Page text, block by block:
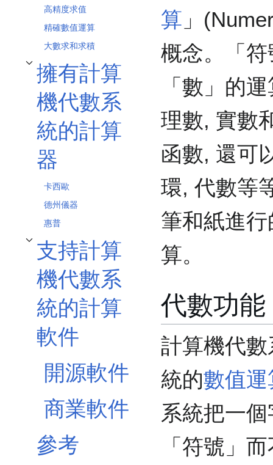
高精度求值
精確數值運算
大數求和求積
擁有計算
機代數系
統的計算
器
切換 擁有計算機代數系統的計算器 子章節
卡西歐
德州儀器
惠普
支持計算
機代數系
統的計算
軟件
切換 支持計算機代數系統的計算軟件 子章節
開源軟件
商業軟件
參考
算 」
概念。「
「數」的
理數, 實數
函數, 還可
環, 代數等
筆和紙進
算。
代數功能
計算機代
統的數值運
系統把一
「符號」